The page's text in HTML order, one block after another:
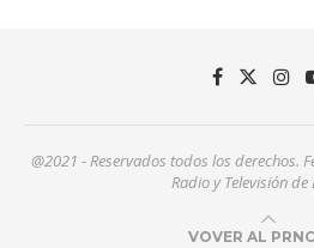
@2021 - Reservados todos los derechos.
Radio y Televisión de
VOVER AL